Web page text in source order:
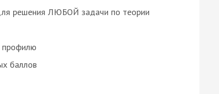
решения ЛЮБОЙ задачи по теории
профилю
баллов